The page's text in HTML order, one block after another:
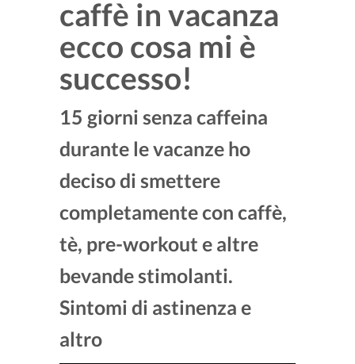
caffè in vacanza
ecco cosa mi è
successo!
15 giorni senza caffeina
durante le vacanze ho
deciso di smettere
completamente con caffè,
tè, pre-workout e altre
bevande stimolanti.
Sintomi di astinenza e
altro